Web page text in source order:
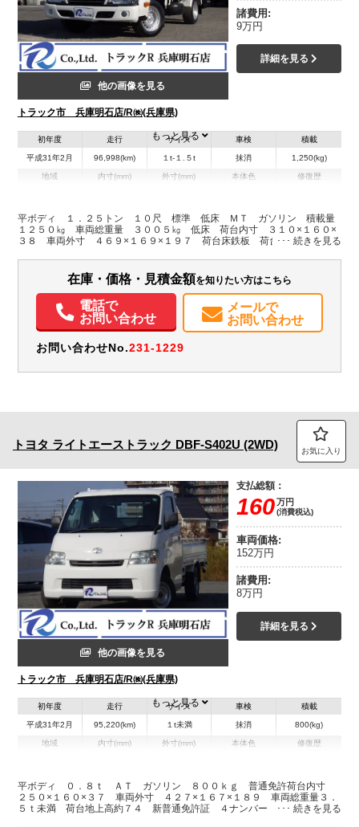
他の画像を見る
トラック市 兵庫明石店/R㈱(兵庫県)
諸費用:
9万円
詳細を見る
初年度
平成31年2月
走行
96,998(km)
サイズ
１t-１.５t
車検
抹消
積載
1,250(kg)
地域 内寸(mm)
H:380
外寸(mm)
H:1,970
本体色 修復歴
装備情報
パワステ
もっと見る
平ボディ １．２５トン １０尺 標準 低床 ＭＴ ガソリン 積載量
１２５０㎏ 車両総重量 ３００５㎏ 低床 荷台内寸 ３１０×１６０×
３８ 車両外寸 ４６９×１６９×１９７ 荷台床鉄板 荷台地上高約７０
在庫・価格・見積金額を知りたい方はこちら
電話で
お問い合わせ
メールで
お問い合わせ
お問い合わせNo.231-1229
トヨタ ライトエーストラック DBF-S402U (2WD) お気に入り
他の画像を見る
トラック市 兵庫明石店/R㈱(兵庫県)
支払総額：
160万円
(消費税込)
車両価格:
152万円
諸費用:
8万円
詳細を見る
初年度
平成31年2月
走行
95,220(km)
サイズ
１t未満
車検
抹消
積載
800(kg)
地域 内寸(mm)
H:370
外寸(mm)
H:1,890
本体色 修復歴
装備情報
もっと見る
平ボディ ０．８ｔ ＡＴ ガソリン ８００ｋｇ 普通免許荷台内寸
２５０×１６０×３７ 車両外寸 ４２７×１６７×１８９ 車両総重量３．
５ｔ未満 荷台地上高約７４ 新普通免許証 ４ナンバー エンジン型式